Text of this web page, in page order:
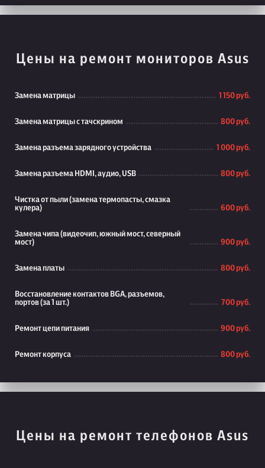
Цены на ремонт мониторов Asus
Замена матрицы 1 150 руб.
Замена матрицы с тачскрином 800 руб.
Замена разъема зарядного устройства 1 000 руб.
Замена разъема HDMI, аудио, USB 800 руб.
Чистка от пыли (замена термопасты, смазка
кулера)
600 руб.
Замена чипа (видеочип, южный мост, северный
мост)
900 руб.
Замена платы 800 руб.
Восстановление контактов BGA, разъемов,
портов (за 1 шт.)
700 руб.
Ремонт цепи питания 900 руб.
Ремонт корпуса 800 руб.
Цены на ремонт телефонов Asus